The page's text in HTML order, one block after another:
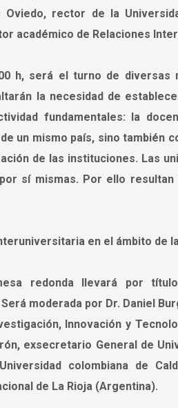
Oviedo, rector de la
académico de Relaciones
h, será el turno de
la necesidad de
fundamentales: la
un mismo país, sino también
de las instituciones. Las
sí mismas. Por ello
en el ámbito de
redonda llevará por
Será moderada por Dr. Daniel
Innovación y
exsecretario General de
colombiana de
de La Rioja (Argentina).